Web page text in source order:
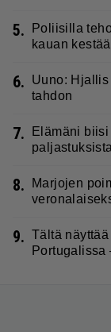
5.
Poliisilla
kauan kestää
6.
Uuno:
tahdon
7.
Elämäni
8.
Marjojen
9. Tältä
Portugalissa